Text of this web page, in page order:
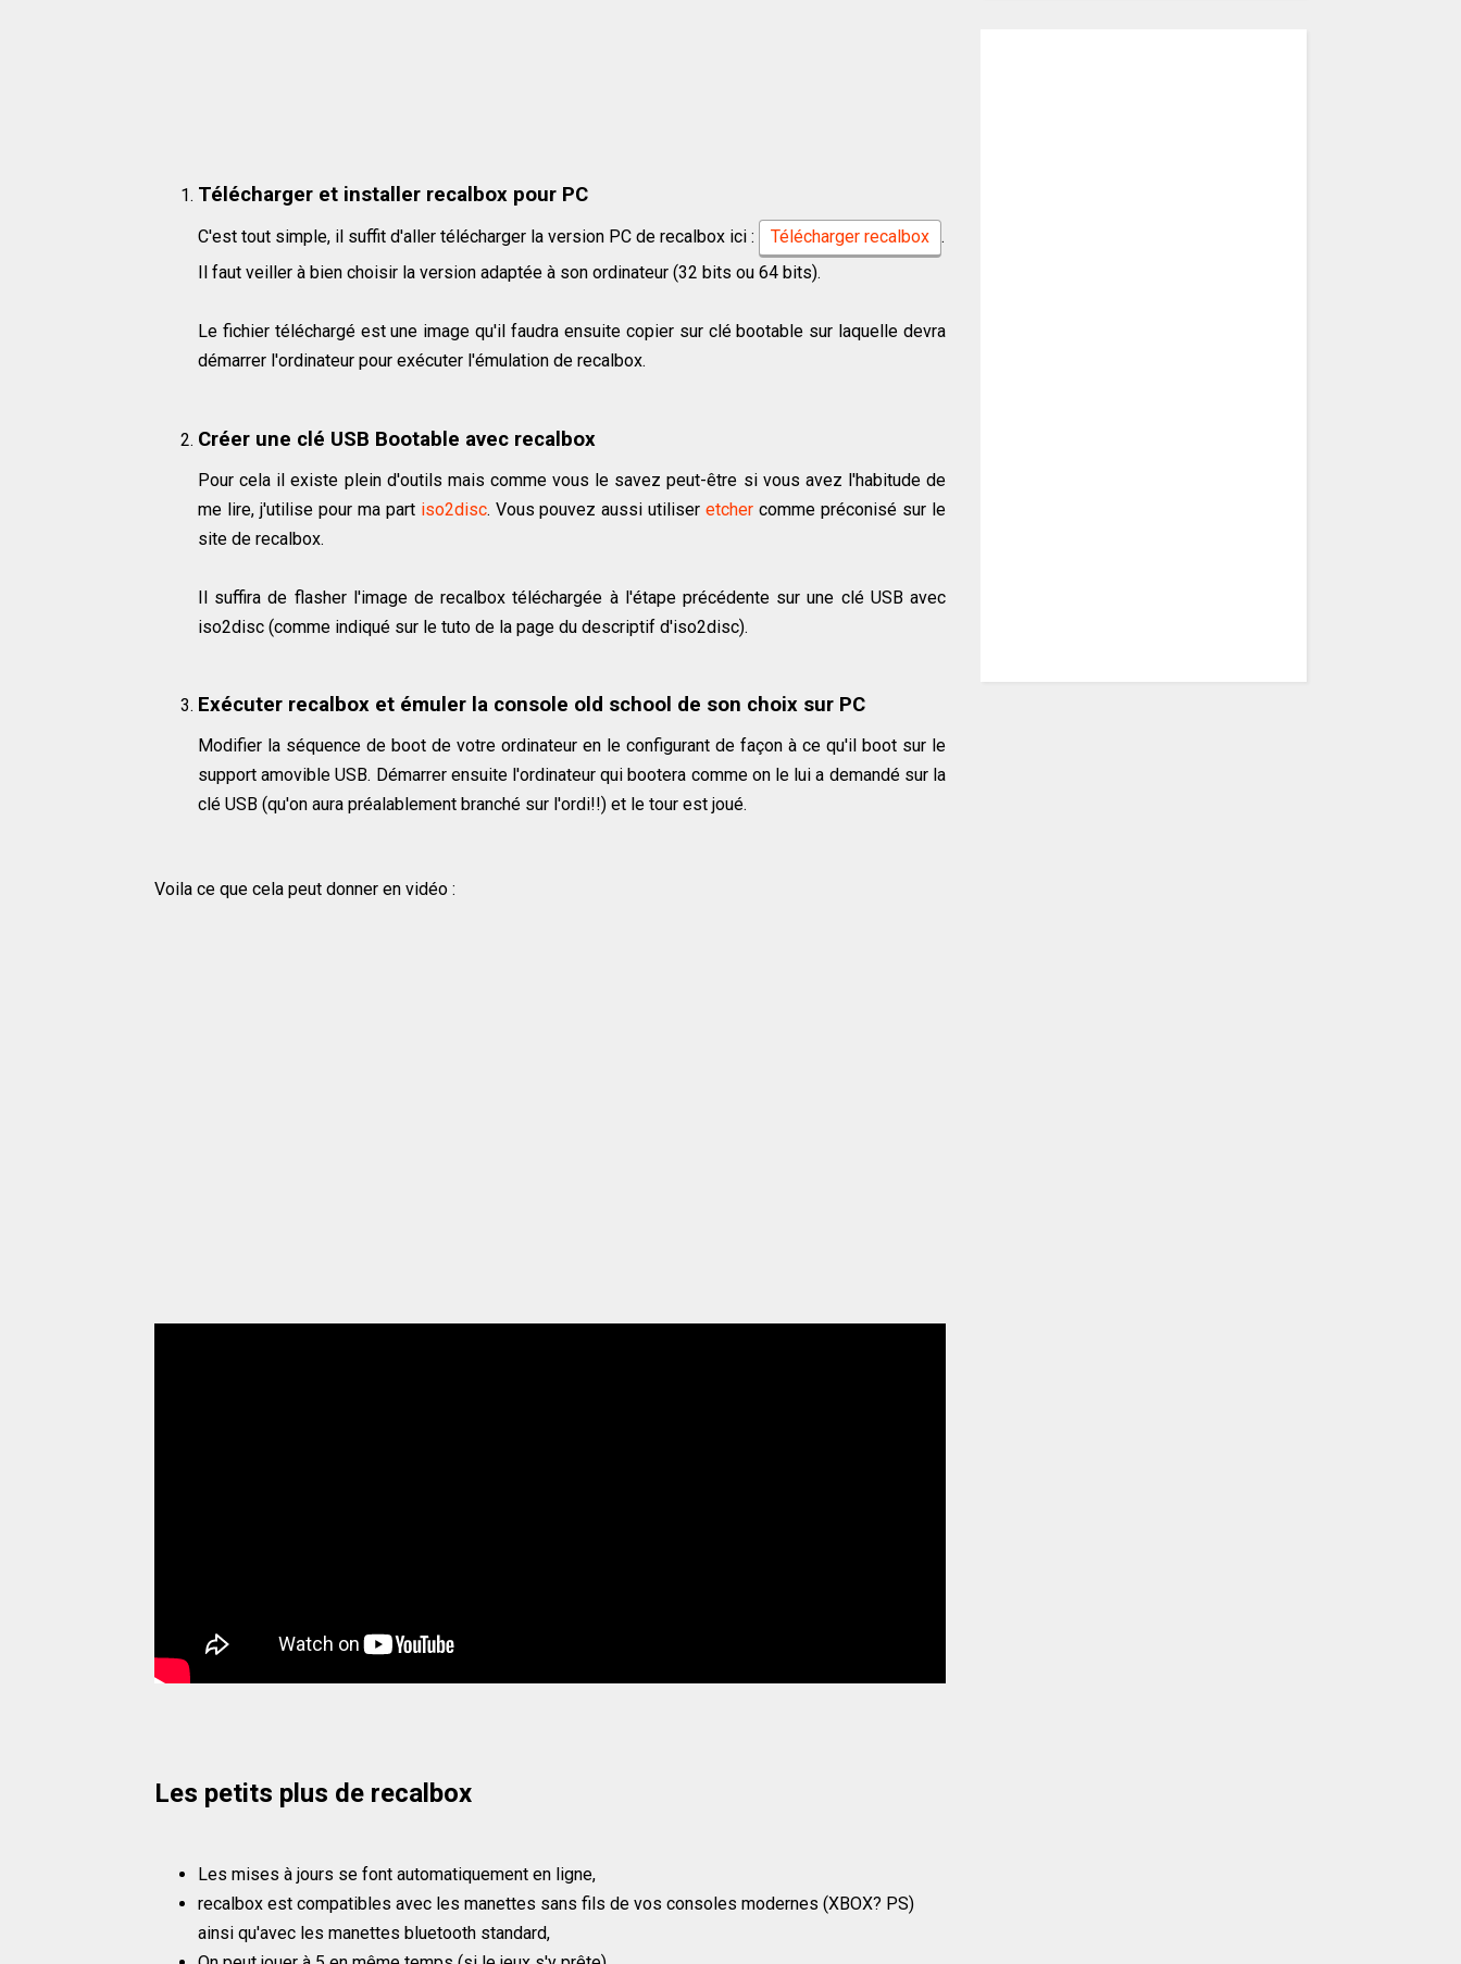
Télécharger et installer recalbox pour PC
C'est tout simple, il suffit d'aller télécharger la version PC de recalbox ici : Télécharger recalbox .
Il faut veiller à bien choisir la version adaptée à son ordinateur (32 bits ou 64 bits).
Le fichier téléchargé est une image qu'il faudra ensuite copier sur clé bootable sur laquelle devra
démarrer l'ordinateur pour exécuter l'émulation de recalbox.
Créer une clé USB Bootable avec recalbox
Pour cela il existe plein d'outils mais comme vous le savez peut-être si vous avez l'habitude de
me lire, j'utilise pour ma part iso2disc. Vous pouvez aussi utiliseretcher comme préconisé sur le
site de recalbox.
Il suffira de flasher l'image de recalbox téléchargée à l'étape précédente sur une clé USB avec
iso2disc (comme indiqué sur le tuto de la page du descriptif d'iso2disc).
Exécuter recalbox et émuler la console old school de son choix sur PC
Modifier la séquence de boot de votre ordinateur en le configurant de façon à ce qu'il boot sur le
support amovible USB. Démarrer ensuite l'ordinateur qui bootera comme on le lui a demandé sur la
clé USB (qu'on aura préalablement branché sur l'ordi!!) et le tour est joué.
Voila ce que cela peut donner en vidéo :
Les petits plus de recalbox
Les mises à jours se font automatiquement en ligne,
recalbox est compatibles avec les manettes sans fils de vos consoles modernes (XBOX? PS)
ainsi qu'avec les manettes bluetooth standard,